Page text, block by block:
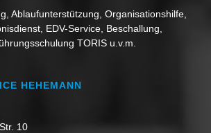
Ablaufunterstützung, Organisationshilfe,
EDV-Service, Beschallung,
TORIS u.v.m.
HEHEMANN
10